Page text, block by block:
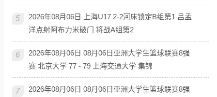
5
2026年08月06日 上海U17 2-2河床锁定B组第1 吕孟
洋点射阿布力米破门 将战A组第2
6
2026年08月06日 08月06日亚洲大学生篮球联赛8强
赛 北京大学 77 - 79 上海交通大学 集锦
7
2026年08月06日 08月06日亚洲大学生篮球联赛8强